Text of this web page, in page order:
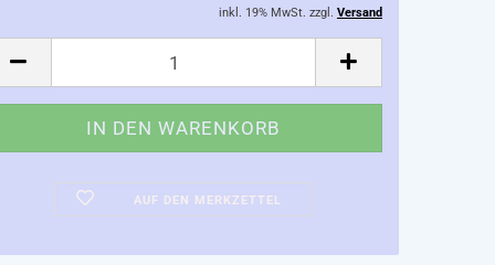
inkl. 19% MwSt. zzgl. Versand
AUF DEN MERKZETTEL